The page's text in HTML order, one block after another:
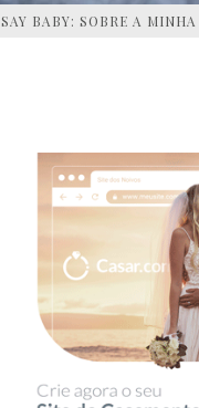
SAY BABY: SOBRE A
SIDEBAR